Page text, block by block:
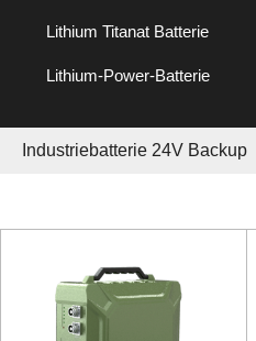
Lithium Titanat Batterie
Lithium-Power-Batterie
Industriebatterie 24V Backup